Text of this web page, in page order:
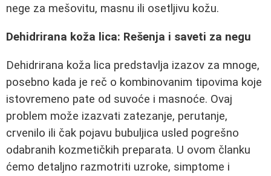
nege za mešovitu, masnu ili osetljivu kožu.
Dehidrirana koža lica: Rešenja i saveti za negu
Dehidrirana koža lica predstavlja izazov za mnoge,
posebno kada je reč o kombinovanim tipovima koje
istovremeno pate od suvoće i masnoće. Ovaj
problem može izazvati zatezanje, perutanje,
crvenilo ili čak pojavu bubuljica usled pogrešno
odabranih kozmetičkih preparata. U ovom članku
ćemo detaljno razmotriti uzroke, simptome i